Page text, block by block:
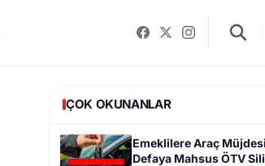
ÇOK OKUNANLAR
Emeklilere Araç
Defaya Mahsus ÖTV